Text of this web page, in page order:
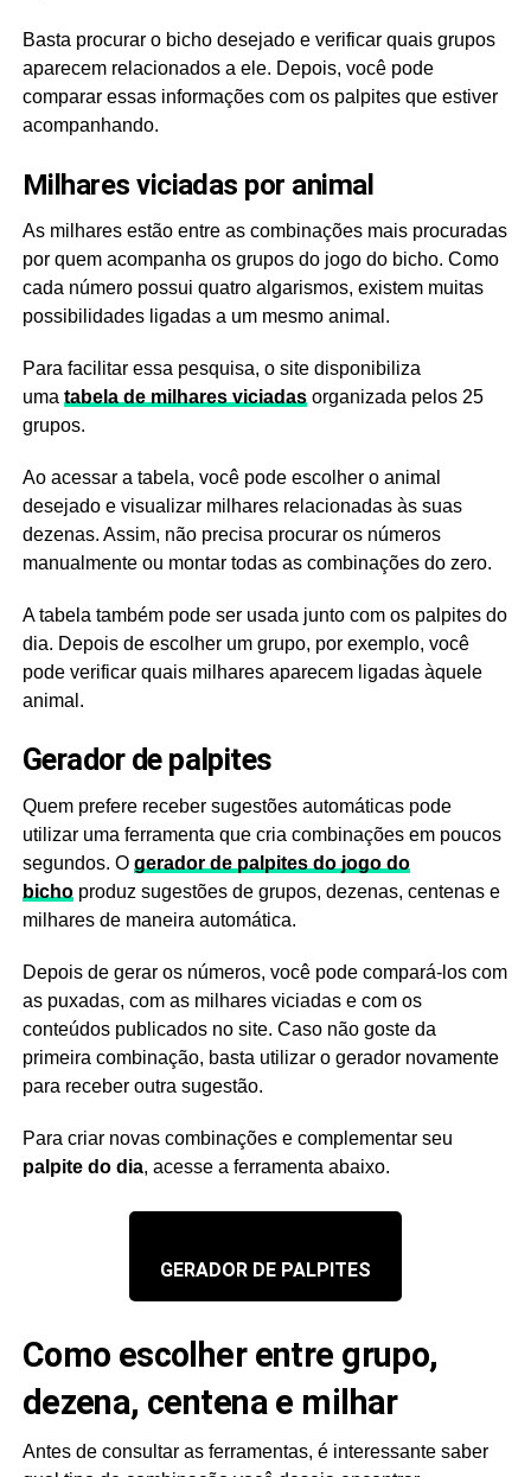
Basta procurar o bicho desejado e verificar quais grupos
aparecem relacionados a ele. Depois, você pode
comparar essas informações com os palpites que estiver
acompanhando.
Milhares viciadas por animal
As milhares estão entre as combinações mais procuradas
por quem acompanha os grupos do jogo do bicho. Como
cada número possui quatro algarismos, existem muitas
possibilidades ligadas a um mesmo animal.
Para facilitar essa pesquisa, o site disponibiliza
uma tabela de milhares viciadasorganizada pelos 25
grupos.
Ao acessar a tabela, você pode escolher o animal
desejado e visualizar milhares relacionadas às suas
dezenas. Assim, não precisa procurar os números
manualmente ou montar todas as combinações do zero.
A tabela também pode ser usada junto com os palpites do
dia. Depois de escolher um grupo, por exemplo, você
pode verificar quais milhares aparecem ligadas àquele
animal.
Gerador de palpites
Quem prefere receber sugestões automáticas pode
utilizar uma ferramenta que cria combinações em poucos
segundos. O gerador de palpites do jogo do
bichoproduz sugestões de grupos, dezenas, centenas e
milhares de maneira automática.
Depois de gerar os números, você pode compará-los com
as puxadas, com as milhares viciadas e com os
conteúdos publicados no site. Caso não goste da
primeira combinação, basta utilizar o gerador novamente
para receber outra sugestão.
Para criar novas combinações e complementar seu
palpite do dia, acesse a ferramenta abaixo.
GERADOR DE PALPITES
Como escolher entre grupo,
dezena, centena e milhar
Antes de consultar as ferramentas, é interessante saber